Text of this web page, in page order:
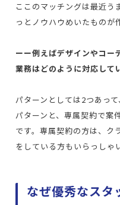
ここのマッチングは最近う
っとノウハウめいたものが
ーー例えばデザインやコー
業務はどのように対応して
パターンとしては2つあっ
パターンと、専属契約で案
です。 専属契約の方は、ク
をしている方もいらっしゃ
なぜ優秀なスタ